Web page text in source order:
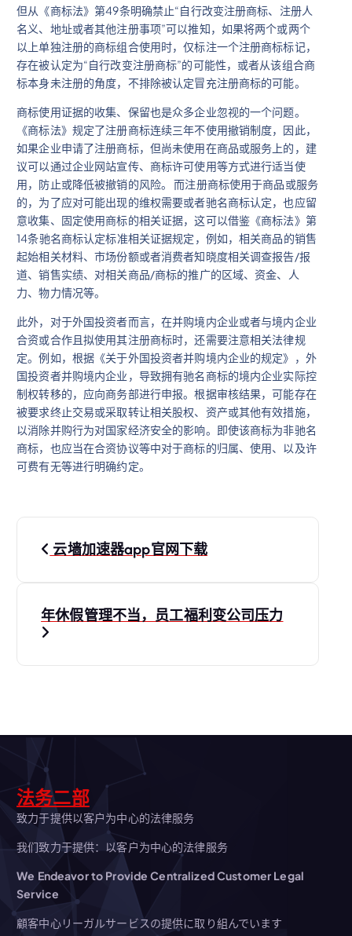
但从《商标法》第49条明确禁止“自行改变注册商标、注册人
名义、地址或者其他注册事项”可以推知，如果将两个或两个
以上单独注册的商标组合使用时，仅标注一个注册商标标记，
存在被认定为“自行改变注册商标”的可能性，或者从该组合商
标本身未注册的角度，不排除被认定冒充注册商标的可能。
商标使用证据的收集、保留也是众多企业忽视的一个问题。
《商标法》规定了注册商标连续三年不使用撤销制度，因此，
如果企业申请了注册商标，但尚未使用在商品或服务上的，建
议可以通过企业网站宣传、商标许可使用等方式进行适当使
用，防止或降低被撤销的风险。 而注册商标使用于商品或服务
的，为了应对可能出现的维权需要或者驰名商标认定，也应留
意收集、固定使用商标的相关证据，这可以借鉴《商标法》第
14条驰名商标认定标准相关证据规定，例如，相关商品的销售
起始相关材料、市场份额或者消费者知晓度相关调查报告/报
道、销售实绩、对相关商品/商标的推广的区域、资金、人
力、物力情况等。
此外，对于外国投资者而言，在并购境内企业或者与境内企业
合资或合作且拟使用其注册商标时，还需要注意相关法律规
定。例如，根据《关于外国投资者并购境内企业的规定》，外
国投资者并购境内企业，导致拥有驰名商标的境内企业实际控
制权转移的，应向商务部进行申报。根据审核结果，可能存在
被要求终止交易或采取转让相关股权、资产或其他有效措施，
以消除并购行为对国家经济安全的影响。即使该商标为非驰名
商标，也应当在合资协议等中对于商标的归属、使用、以及许
可费有无等进行明确约定。
文
导
航
云墙加速器app官网下载
年休假管理不当，员工福利变公司压力
法务二部
致力于提供以客户为中心的法律服务
我们致力于提供：以客户为中心的法律服务
We Endeavor to Provide Centralized Customer Legal
Service
顧客中心リーガルサービスの提供に取り組んでいます